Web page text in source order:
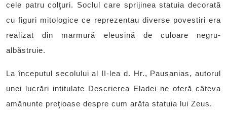
cele patru colţuri. Soclul care sprijinea statuia decorată
cu figuri mitologice ce reprezentau diverse povestiri era
realizat din marmură eleusină de culoare negru-
albăstruie.
La începutul secolului al II-lea d. Hr., Pausanias, autorul
unei lucrări intitulate Descrierea Eladei ne oferă câteva
amănunte preţioase despre cum arăta statuia lui Zeus.